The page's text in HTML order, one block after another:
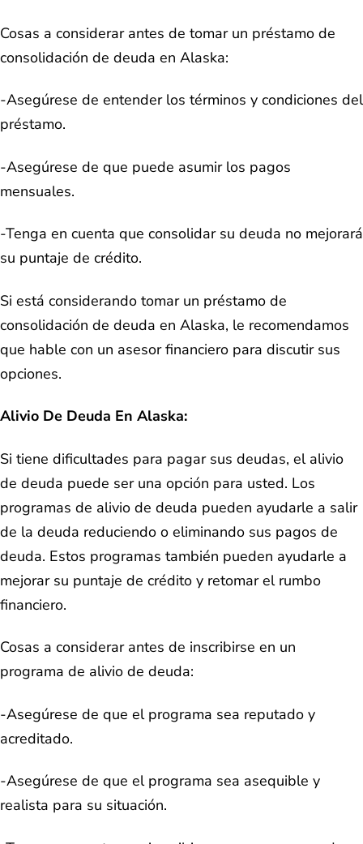
Cosas a considerar antes de tomar un préstamo de
consolidación de deuda en Alaska:
-Asegúrese de entender los términos y condiciones del
préstamo.
-Asegúrese de que puede asumir los pagos
mensuales.
-Tenga en cuenta que consolidar su deuda no mejorará
su puntaje de crédito.
Si está considerando tomar un préstamo de
consolidación de deuda en Alaska, le recomendamos
que hable con un asesor financiero para discutir sus
opciones.
Alivio De Deuda En Alaska:
Si tiene dificultades para pagar sus deudas, el alivio
de deuda puede ser una opción para usted. Los
programas de alivio de deuda pueden ayudarle a salir
de la deuda reduciendo o eliminando sus pagos de
deuda. Estos programas también pueden ayudarle a
mejorar su puntaje de crédito y retomar el rumbo
financiero.
Cosas a considerar antes de inscribirse en un
programa de alivio de deuda:
-Asegúrese de que el programa sea reputado y
acreditado.
-Asegúrese de que el programa sea asequible y
realista para su situación.